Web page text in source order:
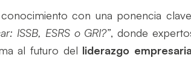
con una ponencia
ISSB, ESRS o GRI?”, donde
al futuro del liderazgo